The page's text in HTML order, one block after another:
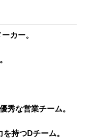
カー。
秀な営業チーム。
持つDチーム。